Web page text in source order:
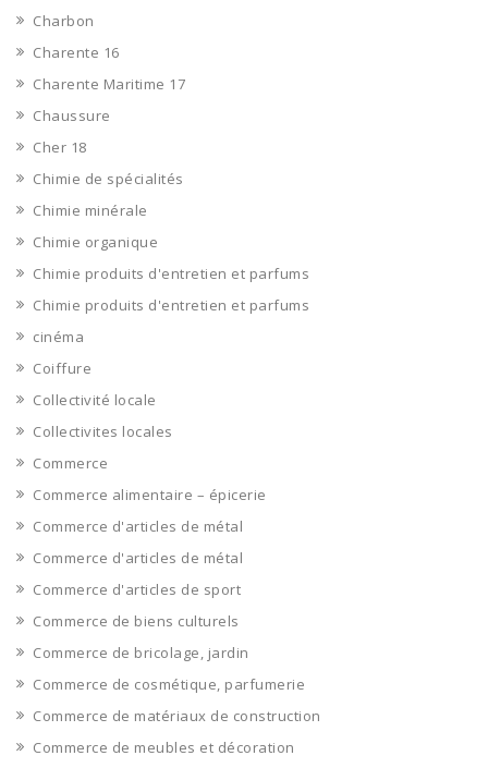
Charbon
Charente 16
Charente Maritime 17
Chaussure
Cher 18
Chimie de spécialités
Chimie minérale
Chimie organique
Chimie produits d'entretien et parfums
Chimie produits d'entretien et parfums
cinéma
Coiffure
Collectivité locale
Collectivites locales
Commerce
Commerce alimentaire – épicerie
Commerce d'articles de métal
Commerce d'articles de métal
Commerce d'articles de sport
Commerce de biens culturels
Commerce de bricolage, jardin
Commerce de cosmétique, parfumerie
Commerce de matériaux de construction
Commerce de meubles et décoration